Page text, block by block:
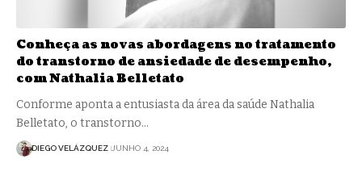
Conheça as novas abordagens no tratamento
do transtorno de ansiedade de desempenho,
com Nathalia Belletato
Conforme aponta a entusiasta da área da saúde Nathalia
Belletato, o transtorno…
DIEGO VELÁZQUEZ JUNHO 4, 2024